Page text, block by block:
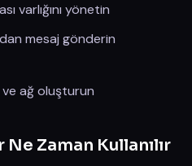
varlığını yönetin
mesaj gönderin
ağ oluşturun
Zaman Kullanılır